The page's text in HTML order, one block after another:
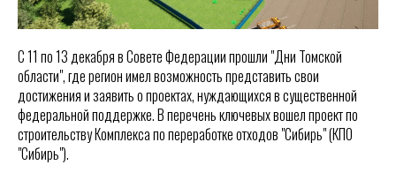
С 11 по 13 декабря в Совете Федерации прошли "Дни Томской
области", где регион имел возможность представить свои
достижения и заявить о проектах, нуждающихся в существенной
федеральной поддержке. В перечень ключевых вошел проект по
строительству Комплекса по переработке отходов "Сибирь" (КПО
"Сибирь").